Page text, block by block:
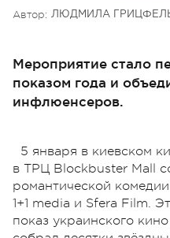
Автор: ЛЮДМИЛА
Мероприятие стало
показом года и
инфлюенсеров.
5 января в киевском
в ТРЦ Blockbuster Mall
романтической
1+1 media и Sfera Film.
показ украинского